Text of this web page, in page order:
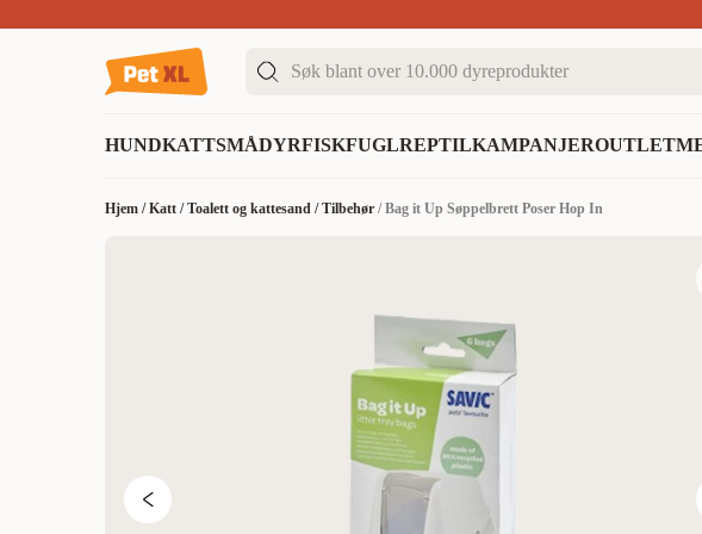
HUNDKATTSMÅDYRFISKFUGLREPTILKAMPANJEROUTLET
Hjem /Katt /Toalett og kattesand /Tilbehør /Bag it Up Søppelbrett Poser Hop In